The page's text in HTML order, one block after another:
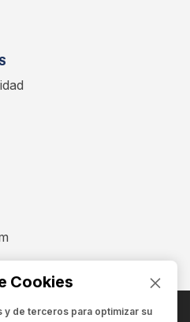
Cookies
y de terceros para optimizar su